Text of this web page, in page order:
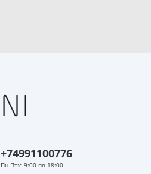
+74991100776
Пн-Пт:с 9:00 по 18:00